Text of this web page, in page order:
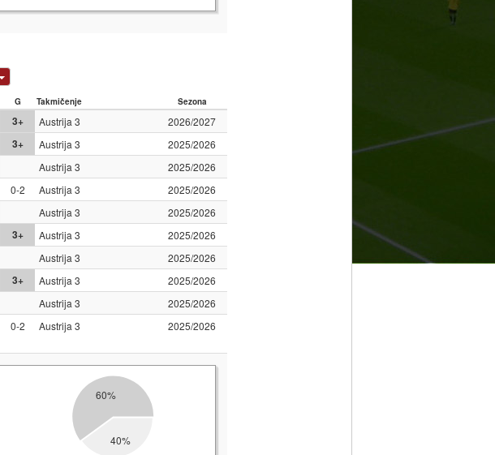
G Takmičenje Sezona
3+ Austrija 3
2026/2027
3+ Austrija 3
2025/2026
Austrija 3
2025/2026
0-2 Austrija 3
2025/2026
Austrija 3
2025/2026
3+ Austrija 3
2025/2026
Austrija 3
2025/2026
3+ Austrija 3
2025/2026
Austrija 3
2025/2026
0-2 Austrija 3 2025/2026
40%
60%